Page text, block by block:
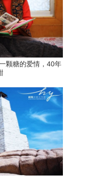
颗糖的爱情，40年